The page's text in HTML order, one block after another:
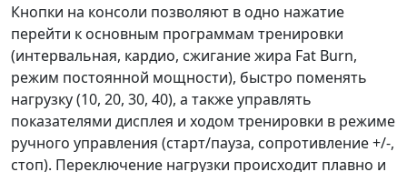
Кнопки на консоли позволяют в одно нажатие
перейти к основным программам тренировки
(интервальная, кардио, сжигание жира Fat Burn,
режим постоянной мощности), быстро поменять
нагрузку (10, 20, 30, 40), а также управлять
показателями дисплея и ходом тренировки в режиме
ручного управления (старт/пауза, сопротивление +/-,
стоп). Переключение нагрузки происходит плавно и